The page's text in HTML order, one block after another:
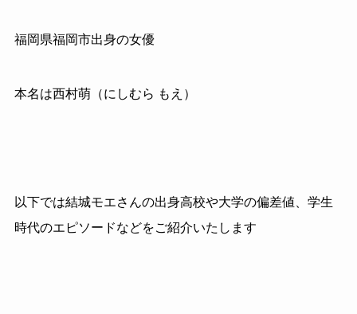
福岡県福岡市出身の女優
本名は西村萌（にしむら もえ）
以下では結城モエさんの出身高校や大学の偏差値、学生
時代のエピソードなどをご紹介いたします